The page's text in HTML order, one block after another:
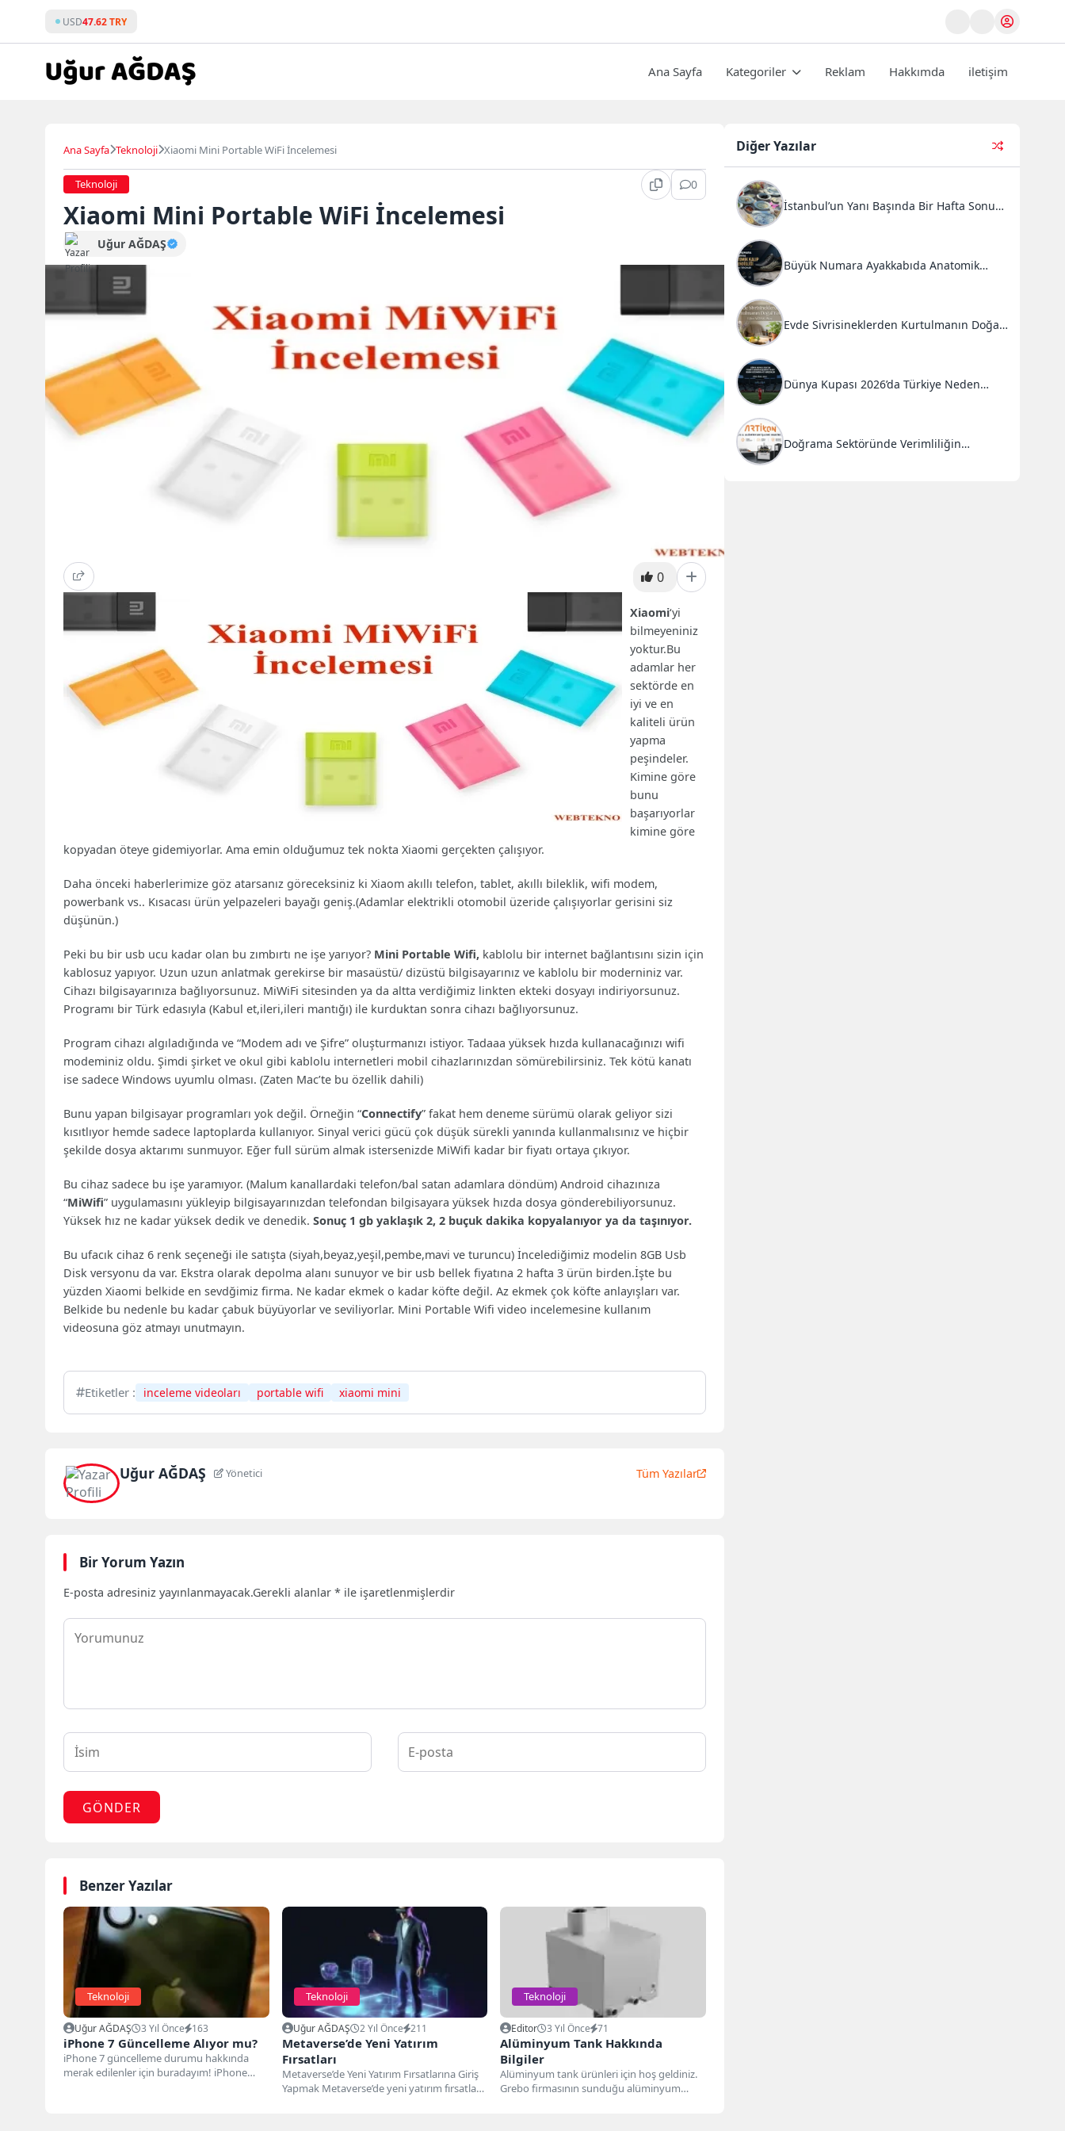
content
USD47.62 TRY
Ana Sayfa Kategoriler Reklam Hakkımda iletişim
Ana Sayfa Teknoloji Xiaomi Mini Portable WiFi İncelemesi
Teknoloji 0
Xiaomi Mini Portable WiFi İncelemesi
Uğur AĞDAŞ
0
Xiaomi‘yi
bilmeyeniniz
yoktur.Bu
adamlar her
sektörde en
iyi ve en
kaliteli ürün
yapma
peşindeler.
Kimine göre
bunu
başarıyorlar
kimine göre
kopyadan öteye gidemiyorlar. Ama emin olduğumuz tek nokta Xiaomi gerçekten çalışıyor.
Daha önceki haberlerimize göz atarsanız göreceksiniz ki Xiaom akıllı telefon, tablet, akıllı bileklik, wifi modem,
powerbank vs.. Kısacası ürün yelpazeleri bayağı geniş.(Adamlar elektrikli otomobil üzeride çalışıyorlar gerisini siz
düşünün.)
Peki bu bir usb ucu kadar olan bu zımbırtı ne işe yarıyor? Mini Portable Wifi, kablolu bir internet bağlantısını sizin için
kablosuz yapıyor. Uzun uzun anlatmak gerekirse bir masaüstü/ dizüstü bilgisayarınız ve kablolu bir moderniniz var.
Cihazı bilgisayarınıza bağlıyorsunuz. MiWiFi sitesinden ya da altta verdiğimiz linkten ekteki dosyayı indiriyorsunuz.
Programı bir Türk edasıyla (Kabul et,ileri,ileri mantığı) ile kurduktan sonra cihazı bağlıyorsunuz.
Program cihazı algıladığında ve “Modem adı ve Şifre” oluşturmanızı istiyor. Tadaaa yüksek hızda kullanacağınızı wifi
modeminiz oldu. Şimdi şirket ve okul gibi kablolu internetleri mobil cihazlarınızdan sömürebilirsiniz. Tek kötü kanatı
ise sadece Windows uyumlu olması. (Zaten Mac’te bu özellik dahili)
Bunu yapan bilgisayar programları yok değil. Örneğin “Connectify” fakat hem deneme sürümü olarak geliyor sizi
kısıtlıyor hemde sadece laptoplarda kullanıyor. Sinyal verici gücü çok düşük sürekli yanında kullanmalısınız ve hiçbir
şekilde dosya aktarımı sunmuyor. Eğer full sürüm almak istersenizde MiWifi kadar bir fiyatı ortaya çıkıyor.
Bu cihaz sadece bu işe yaramıyor. (Malum kanallardaki telefon/bal satan adamlara döndüm) Android cihazınıza
“MiWifi” uygulamasını yükleyip bilgisayarınızdan telefondan bilgisayara yüksek hızda dosya gönderebiliyorsunuz.
Yüksek hız ne kadar yüksek dedik ve denedik.Sonuç 1 gb yaklaşık 2, 2 buçuk dakika kopyalanıyor ya da taşınıyor.
Bu ufacık cihaz 6 renk seçeneği ile satışta (siyah,beyaz,yeşil,pembe,mavi ve turuncu) İncelediğimiz modelin 8GB Usb
Disk versyonu da var. Ekstra olarak depolma alanı sunuyor ve bir usb bellek fiyatına 2 hafta 3 ürün birden.İşte bu
yüzden Xiaomi belkide en sevdğimiz firma. Ne kadar ekmek o kadar köfte değil. Az ekmek çok köfte anlayışları var.
Belkide bu nedenle bu kadar çabuk büyüyorlar ve seviliyorlar. Mini Portable Wifi video incelemesine kullanım
videosuna göz atmayı unutmayın.
Etiketler : inceleme videoları portable wifi xiaomi mini
Uğur AĞDAŞ Yönetici Tüm Yazılar
Bir Yorum Yazın
E-posta adresiniz yayınlanmayacak.Gerekli alanlar* ile işaretlenmişlerdir
GÖNDER
Benzer Yazılar
Teknoloji
Uğur AĞDAŞ 3 Yıl Önce 163
iPhone 7 Güncelleme Alıyor mu?
iPhone 7 güncelleme durumu hakkında
merak edilenler için buradayım! iPhone
Teknoloji
Uğur AĞDAŞ 2 Yıl Önce 211
Metaverse’de Yeni Yatırım
Fırsatları
Metaverse’de Yeni Yatırım Fırsatlarına Giriş
Yapmak Metaverse’de yeni yatırım fırsatları,
Teknoloji
Editor 3 Yıl Önce 71
Alüminyum Tank Hakkında
Bilgiler
Alüminyum tank ürünleri için hoş geldiniz.
Grebo firmasının sunduğu alüminyum
Diğer Yazılar
İstanbul’un Yanı Başında Bir Hafta Sonu
Büyük Numara Ayakkabıda Anatomik
Evde Sivrisineklerden Kurtulmanın Doğal
Dünya Kupası 2026’da Türkiye Neden
Doğrama Sektöründe Verimliliğin